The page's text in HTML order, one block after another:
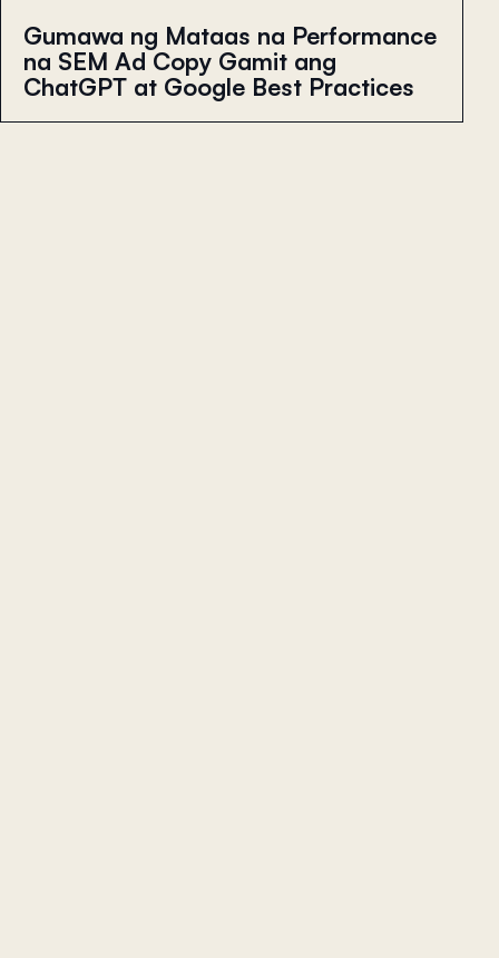
Gumawa ng Mataas na Performance
na SEM Ad Copy Gamit ang
ChatGPT at Google Best Practices